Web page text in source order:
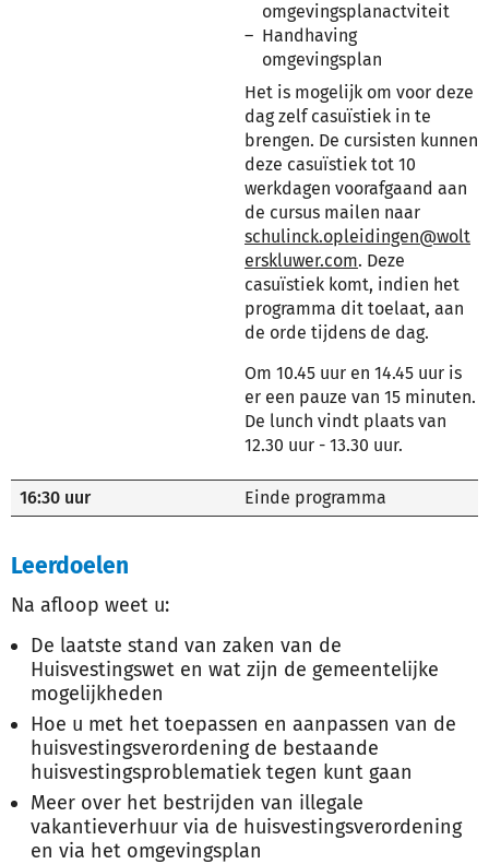
omgevingsplanactviteit
Handhaving
omgevingsplan
Het is mogelijk om voor deze
dag zelf casuïstiek in te
brengen. De cursisten kunnen
deze casuïstiek tot 10
werkdagen voorafgaand aan
de cursus mailen naar
schulinck.opleidingen@wolt
erskluwer.com. Deze
casuïstiek komt, indien het
programma dit toelaat, aan
de orde tijdens de dag.
Om 10.45 uur en 14.45 uur is
er een pauze van 15 minuten.
De lunch vindt plaats van
12.30 uur - 13.30 uur.
16:30 uur Einde programma
Leerdoelen
Na afloop weet u:
De laatste stand van zaken van de
Huisvestingswet en wat zijn de gemeentelijke
mogelijkheden
Hoe u met het toepassen en aanpassen van de
huisvestingsverordening de bestaande
huisvestingsproblematiek tegen kunt gaan
Meer over het bestrijden van illegale
vakantieverhuur via de huisvestingsverordening
en via het omgevingsplan